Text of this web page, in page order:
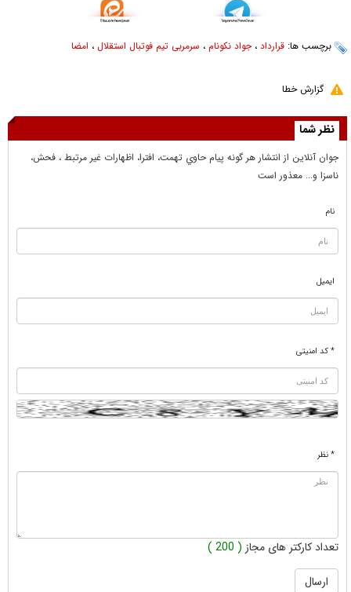
برچسب ها: قرارداد ،جواد نکونام ، سرمربی تیم فوتبال استقلال ، امضا
گزارش خطا
نظر شما
جوان آنلاين از انتشار هر گونه پيام حاوي تهمت، افترا، اظهارات غير مرتبط ، فحش،
ناسزا و... معذور است
نام
ایمیل
* کد امنیتی
* نظر
تعداد کارکتر های مجاز ( 200 )